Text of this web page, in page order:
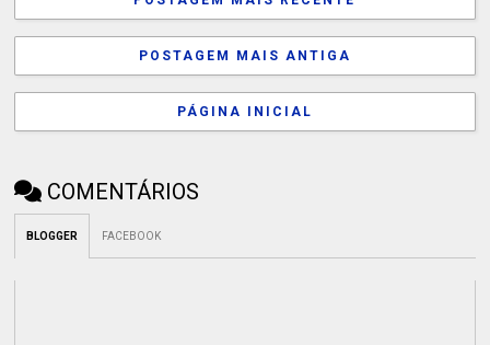
POSTAGEM MAIS ANTIGA
PÁGINA INICIAL
COMENTÁRIOS
BLOGGER FACEBOOK